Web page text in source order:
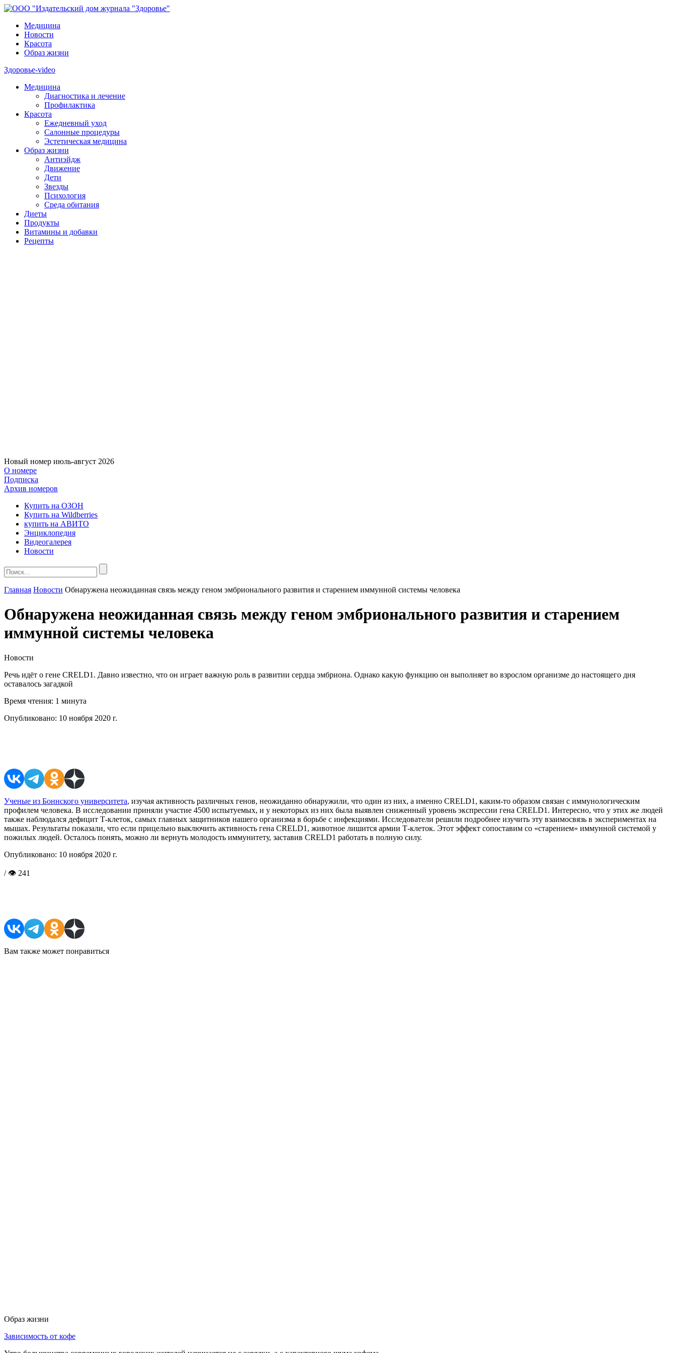
Медицина
Новости
Красота
Образ жизни
Здоровье-video
Медицина
Диагностика и лечение
Профилактика
Красота
Ежедневный уход
Салонные процедуры
Эстетическая медицина
Образ жизни
Антиэйдж
Движение
Дети
Звезды
Психология
Среда обитания
Диеты
Продукты
Витамины и добавки
Рецепты
Новый номер июль-август 2026
О номере
Подписка
Архив номеров
Купить на ОЗОН
Купить на Wildberries
купить на АВИТО
Энциклопедия
Видеогалерея
Новости
Главная Новости Обнаружена неожиданная связь между геном эмбрионального развития и старением иммунной системы человека
Обнаружена неожиданная связь между геном эмбрионального развития и старением
иммунной системы человека
Новости
Речь идёт о гене CRELD1. Давно известно, что он играет важную роль в развитии сердца эмбриона. Однако какую функцию он выполняет во взрослом организме до настоящего дня
оставалось загадкой
Время чтения: 1 минута
Опубликовано: 10 ноября 2020 г.
Ученые из Боннского университета, изучая активность различных генов, неожиданно обнаружили, что один из них, а именно CRELD1, каким-то образом связан с иммунологическим
профилем человека. В исследовании приняли участие 4500 испытуемых, и у некоторых из них была выявлен сниженный уровень экспрессии гена CRELD1. Интересно, что у этих же людей
также наблюдался дефицит Т-клеток, самых главных защитников нашего организма в борьбе с инфекциями. Исследователи решили подробнее изучить эту взаимосвязь в экспериментах на
мышах. Результаты показали, что если прицельно выключить активность гена CRELD1, животное лишится армии Т-клеток. Этот эффект сопоставим со «старением» иммунной системой у
пожилых людей. Осталось понять, можно ли вернуть молодость иммунитету, заставив CRELD1 работать в полную силу.
Опубликовано: 10 ноября 2020 г.
/ 👁 241
Вам также может понравиться
Образ жизни
Зависимость от кофе